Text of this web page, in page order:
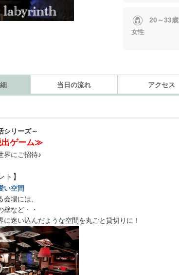
女性
20～33歳
当日の流れ アクセス
シリーズ～
ゲーム≫
界にご招待♪
ト】
い空間
場には、
壁など・・
に迷い込んだような空間を丸ごと貸切りに！